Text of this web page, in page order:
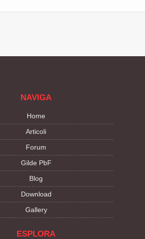
NAVIGA
Home
Articoli
Forum
Gilde PbF
Blog
Download
Gallery
ESPLORA